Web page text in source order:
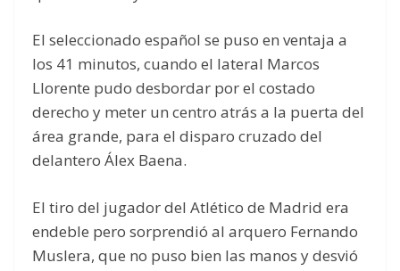
El seleccionado español se puso en ventaja a
los 41 minutos, cuando el lateral Marcos
Llorente pudo desbordar por el costado
derecho y meter un centro atrás a la puerta del
área grande, para el disparo cruzado del
delantero Álex Baena.
El tiro del jugador del Atlético de Madrid era
endeble pero sorprendió al arquero Fernando
Muslera, que no puso bien las manos y desvió